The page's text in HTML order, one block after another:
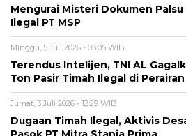
Mengurai Misteri Dokumen Palsu
Ilegal PT MSP
Minggu, 5 Juli 2026 - 03:05 WIB
Terendus Intelijen, TNI AL
Ton Pasir Timah Ilegal di Perairan
Jumat, 3 Juli 2026 - 12:29 WIB
Dugaan Timah Ilegal, Aktivis